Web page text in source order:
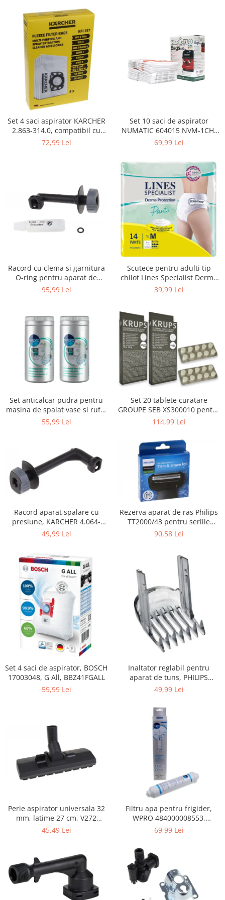
Decoratiuni
Gradinarit
Hobby-uri creative
Iluminat & Electrice
Jaluzele
Kit-uri automatizari porti si usi
Mobila dormitor
Mobila gradina & terasa
Mobila Living & Dining
Organizare si depozitare
Scule electrice si unelte
Silicon, spume si solutii tehnice
Sisteme Incalzire
Textile si covoare
Accesorii tablete
Laptopuri si Accesorii
Wearable & Gadgeturi
Electrocasnice & Climatizare
Accesorii si piese masini spalat
rufe si uscatoare
Accesorii si piese masini spalat
Aparate Racire Aer
Aragaze si cuptoare cu microunde
Fiare de calcat si masini de cusut
Ingrijire Locuinta
Purificatoare de aer
Fashion
Bijuterii
Ceasuri barbatesti
Ceasuri dama
Genti si accesorii barbati
Genti si accesorii femei
Imbracaminte barbati
Imbracaminte femei
Imbracaminte si Incaltaminte copii
Incaltaminte barbati
Incaltaminte femei
Ochelari de soare
Ochelari de vedere
Gaming, Carti & Birotica
Ingrijire personala & Cosmetice
Accesorii aparate de ras electrice
Accesorii aparate hair styling
Aparate & Accesorii ingrijire
personala
Consumabile sanitare
Cosmetice si produse ingrijire
Jucarii, Copii & Bebe
Camera copilului
Set 4 saci aspirator KARCHER
2.863-314.0, compatibil cu
WD, KWD, SE
72,99 Lei
Set 10 saci de aspirator
NUMATIC 604015 NVM-1CH,
9L
69,99 Lei
Racord cu clema si garnitura
O-ring pentru aparat de
spalat cu presiune, KARCHER
95,99 Lei
Scutece pentru adulti tip
chilot Lines Specialist Derma
Protection Extra, 7 picaturi,
39,99 Lei
Set anticalcar pudra pentru
masina de spalat vase si rufe,
WPRO 484000008416, 2 x 250g
55,99 Lei
Set 20 tablete curatare
GROUPE SEB XS300010 pentru
espressoare Krups (2x10
114,99 Lei
Racord aparat spalare cu
presiune, KARCHER 4.064-
069.3, K4, KHD4
49,99 Lei
Rezerva aparat de ras Philips
TT2000/43 pentru seriile
Bodygroom 3000/5000/7000 si
90,58 Lei
Set 4 saci de aspirator, BOSCH
17003048, G All, BBZ41FGALL
59,99 Lei
Inaltator reglabil pentru
aparat de tuns, PHILIPS
422203633281, 3-15 mm,
49,99 Lei
Perie aspirator universala 32
mm, latime 27 cm, V272
ECONOMY
45,49 Lei
Filtru apa pentru frigider,
WPRO 484000008553,
compatibil cu Samsung, AEG,
69,99 Lei